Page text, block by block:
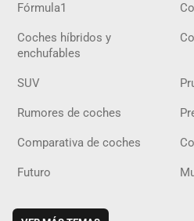
Fórmula1
Coches híbridos y
enchufables
SUV
Rumores de coches
Comparativa de coches
Futuro